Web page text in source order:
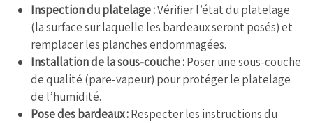
Inspection du platelage :Vérifier l’état du platelage
(la surface sur laquelle les bardeaux seront posés) et
remplacer les planches endommagées.
Installation de la sous-couche :Poser une sous-couche
de qualité (pare-vapeur) pour protéger le platelage
de l’humidité.
Pose des bardeaux :Respecter les instructions du